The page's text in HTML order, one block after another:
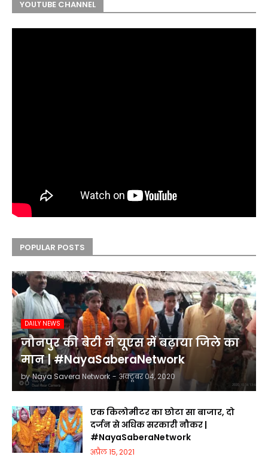
YOUTUBE CHANNEL
POPULAR POSTS
DAILY NEWS
जौनपुर की बेटी ने यूएस में बढ़ाया जिले का
मान | #NayaSaberaNetwork
by Naya Savera Network - अक्टूबर 04, 2020
एक किलोमीटर का छोटा सा बाजार, दो
दर्जन से अधिक सरकारी नौकर |
#NayaSaberaNetwork
अप्रैल 15, 2021